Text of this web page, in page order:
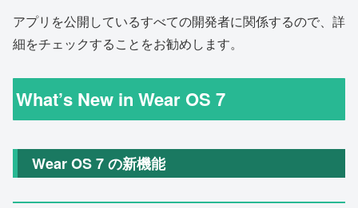
アプリを公開しているすべての開発者に関係するので、詳
細をチェックすることをお勧めします。
What’s New in Wear OS 7
Wear OS 7 の新機能